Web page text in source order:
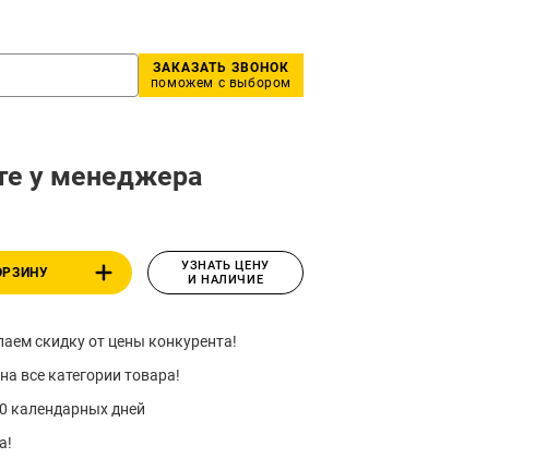
ЗАКАЗАТЬ ЗВОНОК
поможем с выбором
у менеджера
УЗНАТЬ ЦЕНУ
И НАЛИЧИЕ
скидку от цены конкурента!
все категории товара!
календарных дней